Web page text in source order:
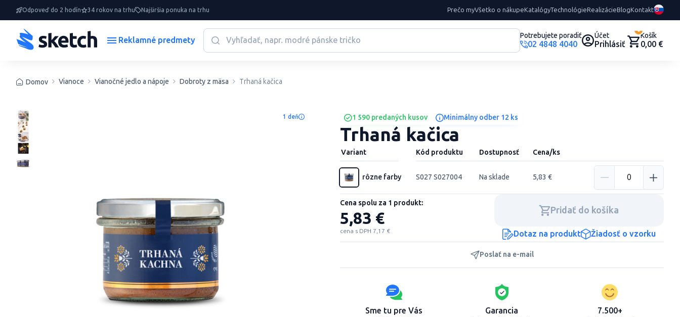
Odpoveď do 2 hodín 34 rokov na trhu Najširšia ponuka na trhu Prečo myVšetko o nákupeKatalógyTechnológieRealizácieBlogKontakt
Reklamné predmety Potrebujete poradiť
02 4848 4040
Účet
Prihlásiť
0
Košík
0,00 €
Domov Vianoce Vianočné jedlo a nápoje Dobroty z mäsa Trhaná kačica
1 deň 1 590 predaných kusov Minimálny odber 12 ks
Trhaná kačica
Variant Kód produktu Dostupnosť Cena/ks
rôzne farby S027 S027004 Na sklade 5,83 €
Cena spolu za 1 produkt:
5,83 €
cena s DPH 7,17 €
Pridať do košíka
Dotaz na produkt Žiadosť o vzorku
Poslať na e-mail
Sme tu pre Vás Garancia 7.500+